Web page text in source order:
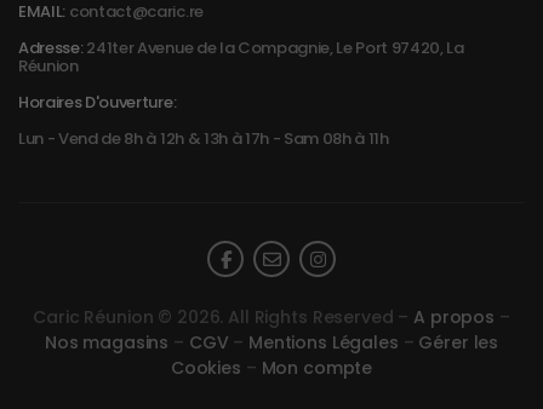
EMAIL: contact@caric.re
Adresse:241ter Avenue de la Compagnie, Le Port 97420, La
Réunion
Horaires D'ouverture:
Lun - Vend de 8h à 12h & 13h à 17h - Sam 08h à 11h
Caric Réunion © 2026. All Rights Reserved – A propos –
Nos magasins – CGV – Mentions Légales – Gérer les
Cookies – Mon compte